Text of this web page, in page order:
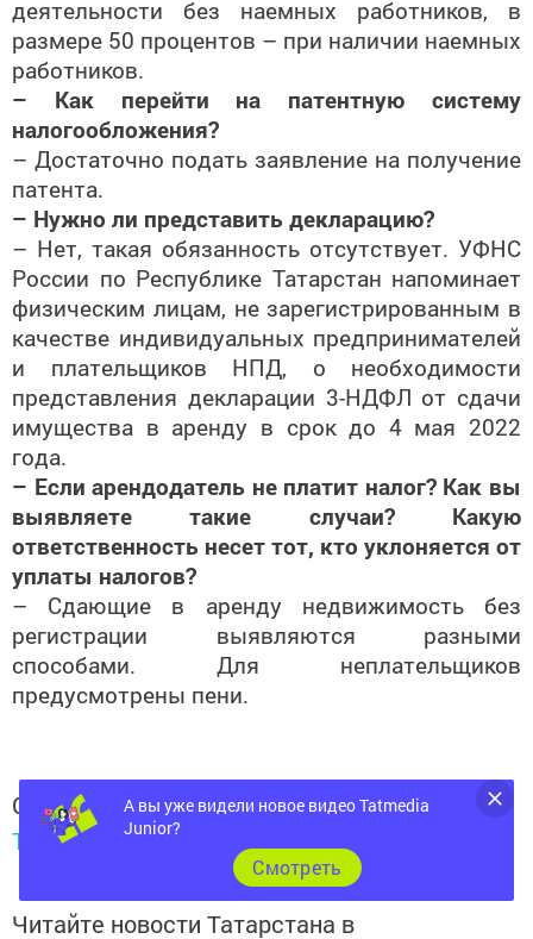
деятельности без наемных работников, в
размере 50 процентов – при наличии наемных
работников.
– Как перейти на патентную систему
налогообложения?
– Достаточно подать заявление на получение
патента.
– Нужно ли представить декларацию?
– Нет, такая обязанность отсутствует. УФНС
России по Республике Татарстан напоминает
физическим лицам, не зарегистрированным в
качестве индивидуальных предпринимателей
и плательщиков НПД, о необходимости
представления декларации 3-НДФЛ от сдачи
имущества в аренду в срок до 4 мая 2022
года.
– Если арендодатель не платит налог? Как вы
выявляете такие случаи? Какую
ответственность несет тот, кто уклоняется от
уплаты налогов?
– Сдающие в аренду недвижимость без
регистрации выявляются разными
способами. Для неплательщиков
предусмотрены пени.
Следите за самым важным и интересным в
Telegram-канале
Татмедиа
Читайте новости Татарстана в
А вы уже видели новое видео Tatmedia
Junior?
Cмотреть